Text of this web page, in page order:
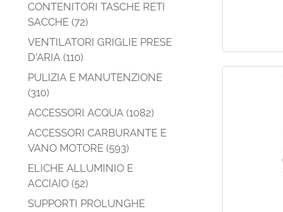
CONTENITORI TASCHE RETI
SACCHE (72)
VENTILATORI GRIGLIE PRESE
D'ARIA (110)
PULIZIA E MANUTENZIONE
(310)
ACCESSORI ACQUA (1082)
ACCESSORI CARBURANTE E
VANO MOTORE (593)
ELICHE ALLUMINIO E
ACCIAIO (52)
SUPPORTI PROLUNGHE